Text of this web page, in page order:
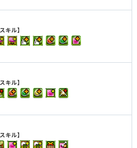
キル】
キル】
キル】